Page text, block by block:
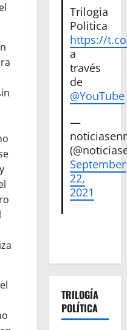
Trilogia
Politica
https://
a
través
de
@YouTube
—
September
22,
2021
TRILOGÍA
POLÍTICA